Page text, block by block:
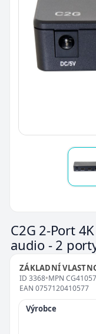
C2G 2-Port
audio - 2
ZÁKLADNÍ
ID 3368•MPN CG41057
EAN 0757120410577
Výrobce